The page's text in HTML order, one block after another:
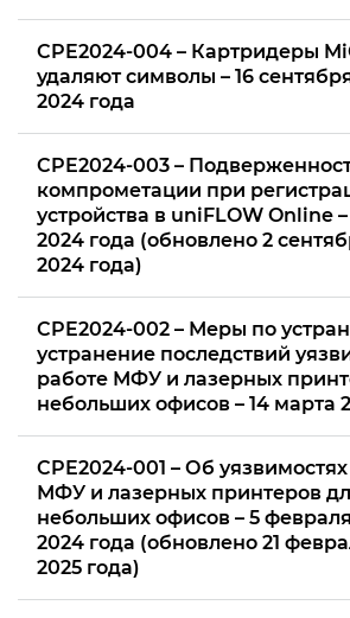
CPE2024-004 – Картридеры
удаляют символы – 16
2024 года
CPE2024-003 –
компрометации при
устройства в uniFLOW Online
2024 года (обновлено 2
2024 года)
CPE2024-002 – Меры по
устранение последствий
работе МФУ и лазерных
небольших офисов – 14 марта
CPE2024-001 – Об
МФУ и лазерных принтеров
небольших офисов – 5 февраля
2024 года (обновлено 21
2025 года)